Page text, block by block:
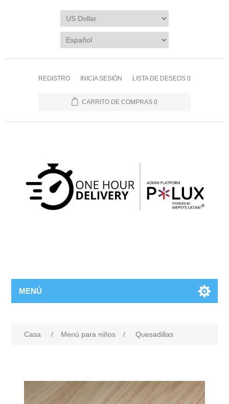
REGISTRO INICIA SESIÓN LISTA DE DESEOS 0
CARRITO DE COMPRAS 0
MENÚ
Casa / Menú para niños / Quesadillas